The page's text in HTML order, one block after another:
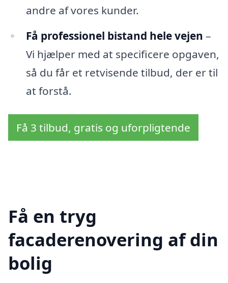
andre af vores kunder.
Få professionel bistand hele vejen –
Vi hjælper med at specificere opgaven,
så du får et retvisende tilbud, der er til
at forstå.
Få 3 tilbud, gratis og uforpligtende
Få en tryg
facaderenovering af din
bolig